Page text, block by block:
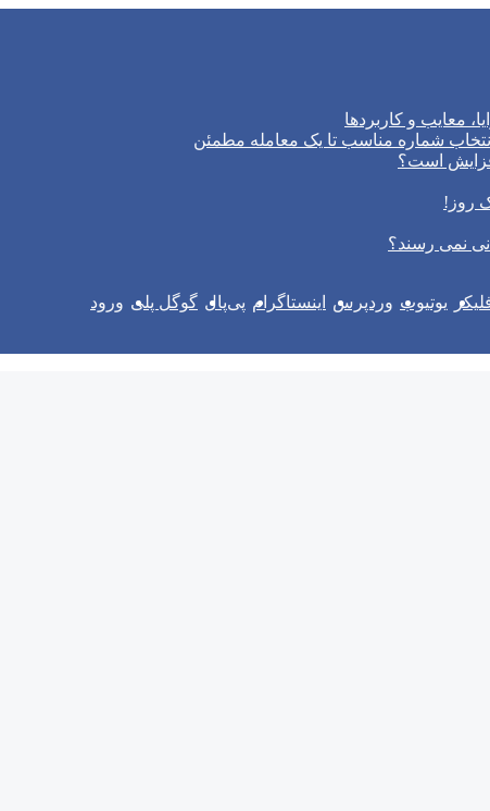
معایب و کاربردها
شماره مناسب تا یک معامله مطمئن
است؟
نمی‌ رسند؟
یوتیوب وردپرس اینستاگرام پی‌پال گوگل پلی ورود